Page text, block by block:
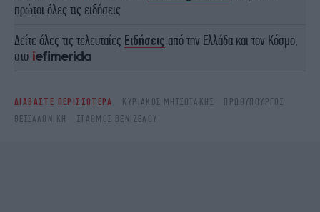
πρώτοι όλες τις ειδήσεις
Δείτε όλες τις τελευταίες Ειδήσεις από την Ελλάδα και τον Κόσμο,
στο
ΔΙΑΒΑΣΤΕ ΠΕΡΙΣΣΟΤΕΡΑ ΚΥΡΙΆΚΟΣ ΜΗΤΣΟΤΆΚΗΣ
ΠΡΩΘΥΠΟΥΡΓΌΣ
ΘΕΣΣΑΛΟΝΊΚΗ
ΣΤΑΘΜΌΣ ΒΕΝΙΖΈΛΟΥ